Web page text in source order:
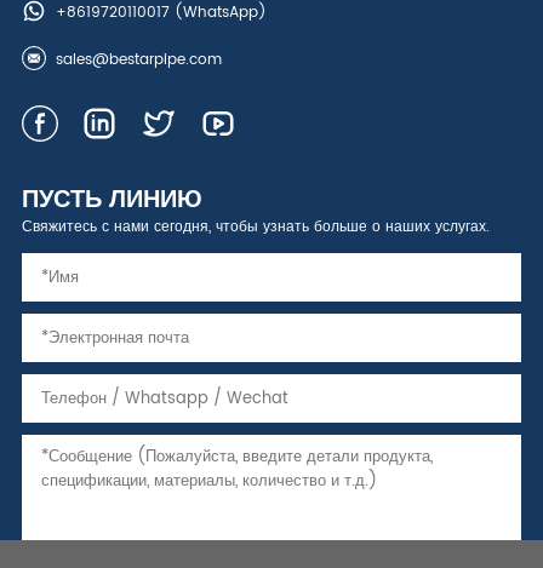
+8619720110017(WhatsApp)
sales@bestarpipe.com
ПУСТЬ ЛИНИЮ
Свяжитесь с нами сегодня, чтобы узнать больше о наших услугах.